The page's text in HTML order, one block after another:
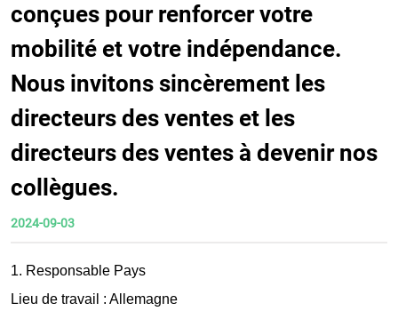
conçues pour renforcer votre
mobilité et votre indépendance.
Nous invitons sincèrement les
directeurs des ventes et les
directeurs des ventes à devenir nos
collègues.
2024-09-03
1. Responsable Pays
Lieu de travail : Allemagne